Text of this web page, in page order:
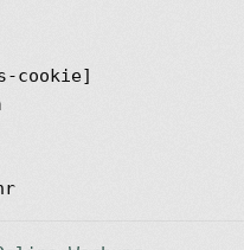
cookie]